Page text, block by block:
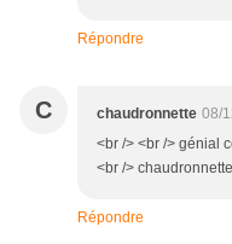
Répondre
C chaudronnette 08/
<br /> <br /> génial
<br />
Répondre